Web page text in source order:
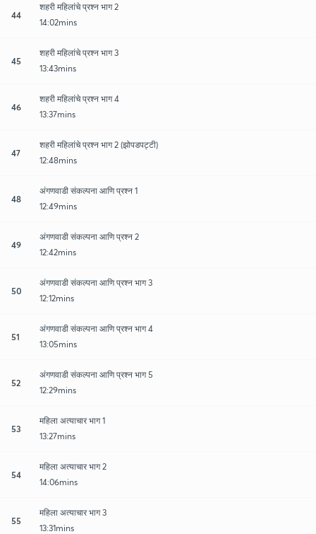
44
शहरी महिलांचे प्रश्न भाग 2
14:02mins
45
शहरी महिलांचे प्रश्न भाग 3
13:43mins
46
शहरी महिलांचे प्रश्न भाग 4
13:37mins
47
शहरी महिलांचे प्रश्न भाग 2 (झोपडपट्टी)
12:48mins
48
अंगणवाडी संकल्पना आणि प्रश्न 1
12:49mins
49
अंगणवाडी संकल्पना आणि प्रश्न 2
12:42mins
50
अंगणवाडी संकल्पना आणि प्रश्न भाग 3
12:12mins
51
अंगणवाडी संकल्पना आणि प्रश्न भाग 4
13:05mins
52
अंगणवाडी संकल्पना आणि प्रश्न भाग 5
12:29mins
53
महिला अत्याचार भाग 1
13:27mins
54
महिला अत्याचार भाग 2
14:06mins
55
महिला अत्याचार भाग 3
13:31mins